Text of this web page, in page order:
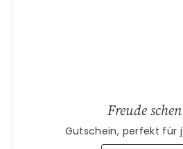
Freude
Gutschein, perfekt für